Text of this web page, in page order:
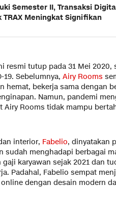
Semester II, Transaksi
TRAX Meningkat Signifikan
resmi tutup pada 31 Mei 2020,
19. Sebelumnya, Airy Rooms
hemat, bekerja sama dengan
Namun, pandemi
Airy Rooms tidak mampu
interior, Fabelio, dinyatakan
sudah menghadapi berbagai
gaji karyawan sejak 2021 dan
Padahal, Fabelio sempat
dengan desain modern